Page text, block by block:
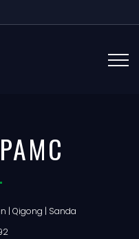
| Qigong | Sanda